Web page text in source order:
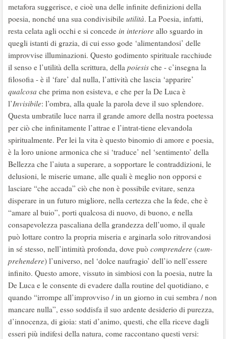
metafora suggerisce, e cioè una delle infinite definizioni della
poesia, nonché una sua condivisibile utilità. La Poesia, infatti,
resta celata agli occhi e si concede in interiore allo sguardo in
quegli istanti di grazia, di cui esso gode ‘alimentandosi’ delle
improvvise illuminazioni. Questo godimento spirituale racchiude
il senso e l’utilità della scrittura, della poiesis che - c’insegna la
filosofia - è il ‘fare’ dal nulla, l’attività che lascia ‘apparire’
qualcosa che prima non esisteva, e che per la De Luca è
l’Invisibile: l’ombra, alla quale la parola deve il suo splendore.
Questa umbratile luce narra il grande amore della nostra poetessa
per ciò che infinitamente l’attrae e l’intrat-tiene elevandola
spiritualmente. Per lei la vita è questo binomio di amore e poesia,
è la loro unione armonica che si ‘traduce’ nel ‘sentimento’ della
Bellezza che l’aiuta a superare, a sopportare le contraddizioni, le
delusioni, le miserie umane, alle quali è meglio non opporsi e
lasciare “che accada” ciò che non è possibile evitare, senza
disperare in un futuro migliore, nella certezza che la fede, che è
“amare al buio”, porti qualcosa di nuovo, di buono, e nella
consapevolezza pascaliana della grandezza dell’uomo, il quale
può lottare contro la propria miseria e arginarla solo ritrovandosi
in sé stesso, nell’intimità profonda, dove può comprendere (cum-
prehendere) l’universo, nel ‘dolce naufragio’ dell’io nell’essere
infinito. Questo amore, vissuto in simbiosi con la poesia, nutre la
De Luca e le consente di evadere dalla routine del quotidiano, e
quando “irrompe all’improvviso / in un giorno in cui sembra / non
mancare nulla”, esso soddisfa il suo ardente desiderio di purezza,
d’innocenza, di gioia: stati d’animo, questi, che ella riceve dagli
esseri più indifesi della natura, come raccontano questi versi: